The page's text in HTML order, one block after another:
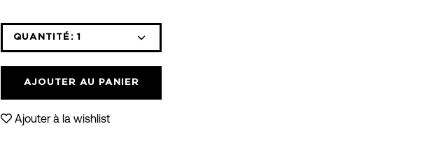
QUANTITÉ: 1
AJOUTER AU PANIER
Ajouter à la wishlist